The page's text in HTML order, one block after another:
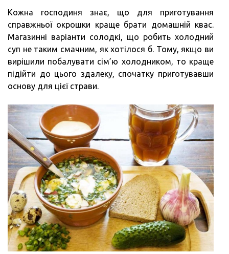
Кожна господиня знає, що для приготування
справжньої окрошки краще брати домашній квас.
Магазинні варіанти солодкі, що робить холодний
суп не таким смачним, як хотілося б. Тому, якщо ви
вирішили побалувати сім’ю холодником, то краще
підійти до цього здалеку, спочатку приготувавши
основу для цієї страви.